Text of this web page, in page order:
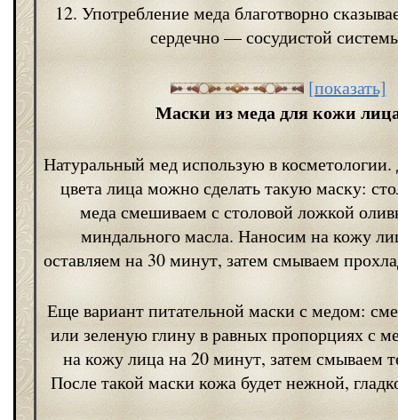
12. Употребление меда благотворно
сердечно — сосудистой
[показать]
Маски из меда для кожи
Натуральный мед использую в
цвета лица можно сделать такую маску:
меда смешиваем с столовой ложкой
миндального масла. Наносим на кожу
оставляем на 30 минут, затем смываем
Еще вариант питательной маски с медом:
или зеленую глину в равных пропорциях с
на кожу лица на 20 минут, затем смываем
После такой маски кожа будет нежной,